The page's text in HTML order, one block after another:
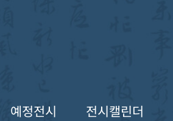
예정전시 전시캘린더